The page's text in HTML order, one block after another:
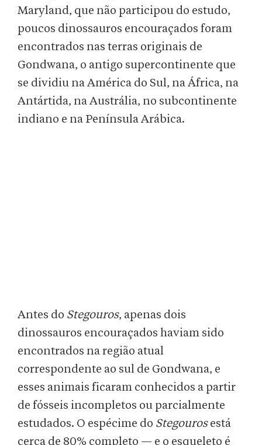
Maryland, que não participou do estudo,
poucos dinossauros encouraçados foram
encontrados nas terras originais de
Gondwana, o antigo supercontinente que
se dividiu na América do Sul, na África, na
Antártida, na Austrália, no subcontinente
indiano e na Península Arábica.
Antes do Stegouros, apenas dois
dinossauros encouraçados haviam sido
encontrados na região atual
correspondente ao sul de Gondwana, e
esses animais ficaram conhecidos a partir
de fósseis incompletos ou parcialmente
estudados. O espécime do Stegourosestá
cerca de 80% completo — e o esqueleto é